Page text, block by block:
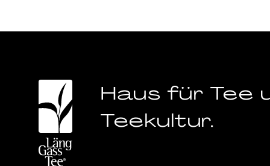
Haus für Tee
Teekultur.